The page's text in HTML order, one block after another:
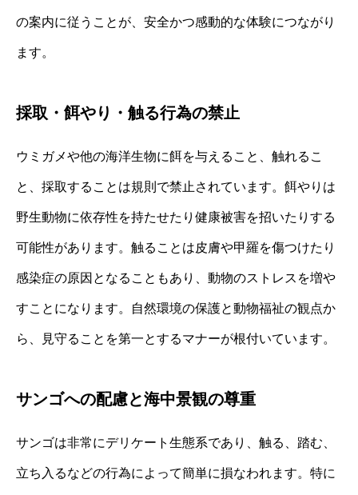
の案内に従うことが、安全かつ感動的な体験につながり
ます。
採取・餌やり・触る行為の禁止
ウミガメや他の海洋生物に餌を与えること、触れるこ
と、採取することは規則で禁止されています。餌やりは
野生動物に依存性を持たせたり健康被害を招いたりする
可能性があります。触ることは皮膚や甲羅を傷つけたり
感染症の原因となることもあり、動物のストレスを増や
すことになります。自然環境の保護と動物福祉の観点か
ら、見守ることを第一とするマナーが根付いています。
サンゴへの配慮と海中景観の尊重
サンゴは非常にデリケート生態系であり、触る、踏む、
立ち入るなどの行為によって簡単に損なわれます。特に